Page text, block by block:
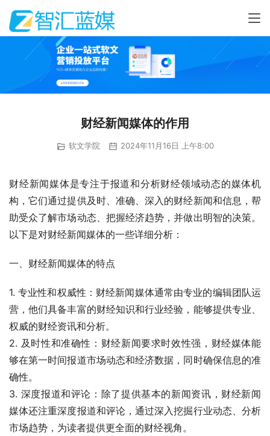
财经新闻媒体的作用
软文学院 2024年11月16日 上午8:00
财经新闻媒体是专注于报道和分析财经领域动态的媒体机
构，它们通过提供及时、准确、深入的财经新闻和信息，帮
助受众了解市场动态、把握经济趋势，并做出明智的决策。
以下是对财经新闻媒体的一些详细分析：
一、财经新闻媒体的特点
1. 专业性和权威性：财经新闻媒体通常由专业的编辑团队运
营，他们具备丰富的财经知识和行业经验，能够提供专业、
权威的财经资讯和分析。
2. 及时性和准确性：财经新闻要求时效性强，财经媒体能
够在第一时间报道市场动态和经济数据，同时确保信息的准
确性。
3. 深度报道和评论：除了提供基本的新闻资讯，财经新闻
媒体还注重深度报道和评论，通过深入挖掘行业动态、分析
市场趋势，为读者提供更全面的财经视角。